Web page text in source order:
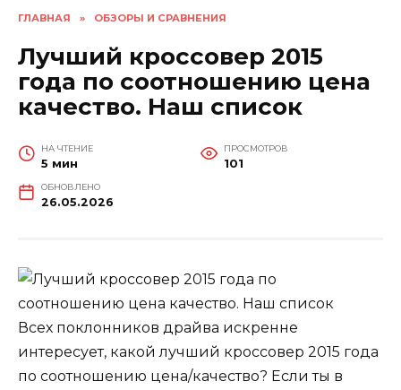
ГЛАВНАЯ » ОБЗОРЫ И СРАВНЕНИЯ
Лучший кроссовер 2015
года по соотношению цена
качество. Наш список
НА ЧТЕНИЕ
5 мин
ПРОСМОТРОВ
101
ОБНОВЛЕНО
26.05.2026
Всех поклонников драйва искренне
интересует, какой лучший кроссовер 2015 года
по соотношению цена/качество? Если ты в